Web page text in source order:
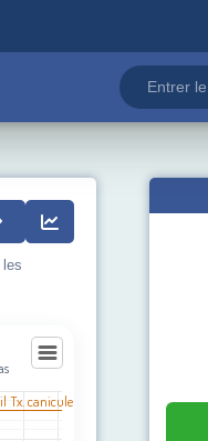
Tx. canicule